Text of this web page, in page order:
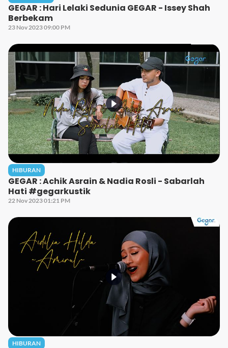
GEGAR : Hari Lelaki Sedunia GEGAR - Issey Shah
Berbekam
23 Nov 2023 09:00 PM
HIBURAN
GEGAR : Achik Asrain & Nadia Rosli - Sabarlah
Hati #gegarkustik
22 Nov 2023 01:21 PM
HIBURAN